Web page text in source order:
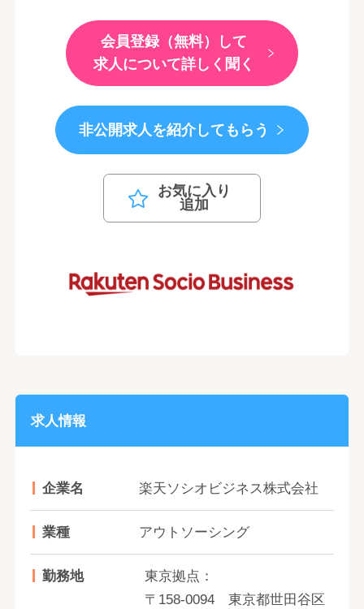
会員登録（無料）して
求人について詳しく聞く
非公開求人を紹介してもらう
お気に入り
追加
求人情報
企業名 楽天ソシオビジネス株式会社
業種 アウトソーシング
勤務地
東京拠点：
〒158-0094 東京都世田谷区